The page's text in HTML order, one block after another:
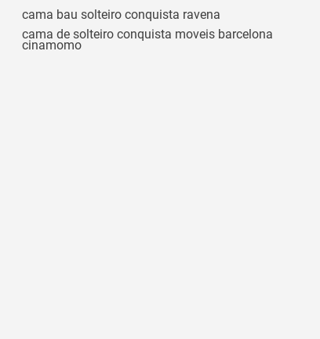
cama bau solteiro conquista ravena
cama de solteiro conquista moveis barcelona
cinamomo